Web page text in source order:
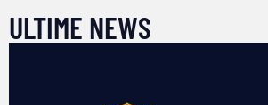
ULTIME NEWS